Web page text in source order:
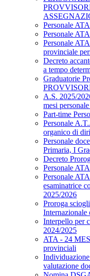
Personale
Personale
Personale
provinciale
Decreto
a tempo
Graduatorie
A.S. 2025/
mesi
Part-time
Personale
organico di
Personale
Primaria, I
Decreto
Personale
Personale
esaminatrice
2025/2026
Proroga
Interpello per
2024/2025
ATA - 24
provinciali
valutazione